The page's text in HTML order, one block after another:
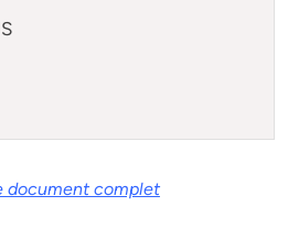
document complet